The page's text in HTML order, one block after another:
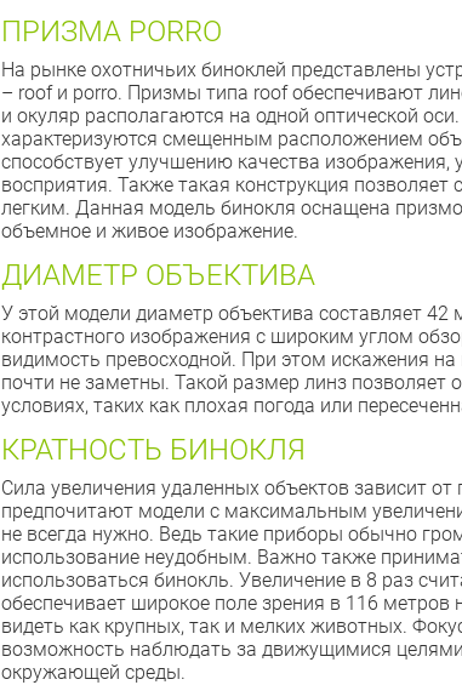
ПРИЗМА PORRO
На рынке охотничьих биноклей представлены
– roof и porro. Призмы типа roof обеспечивают
и окуляр располагаются на одной оптической
характеризуются смещенным расположением
способствует улучшению качества
восприятия. Также такая конструкция
легким. Данная модель бинокля оснащена
объемное и живое изображение.
ДИАМЕТР ОБЪЕКТИВА
У этой модели диаметр объектива составляет 42
контрастного изображения с широким углом
видимость превосходной. При этом искажения
почти не заметны. Такой размер линз
условиях, таких как плохая погода или
КРАТНОСТЬ БИНОКЛЯ
Сила увеличения удаленных объектов зависит
предпочитают модели с максимальным
не всегда нужно. Ведь такие приборы обычно
использование неудобным. Важно также
использоваться бинокль. Увеличение в 8 раз
обеспечивает широкое поле зрения в 116 метров
видеть как крупных, так и мелких животных.
возможность наблюдать за движущимися
окружающей среды.